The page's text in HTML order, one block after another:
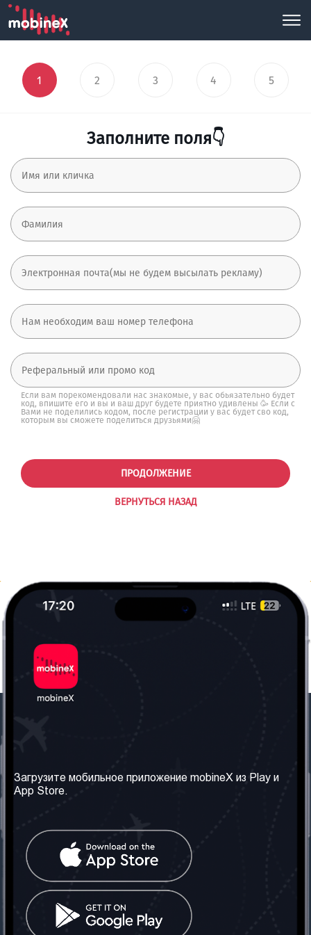
1 2 3 4 5
Заполните поля👇
Если вам порекомендовали нас знакомые, у вас обьязательно будет
код, впишите его и вы и ваш друг будете приятно удивлены 🥳 Если с
Вами не поделились кодом, после регистрации у вас будет сво код,
которым вы сможете поделиться друзьями🤗
ВЕРНУТЬСЯ НАЗАД
ПРОДОЛЖЕНИЕ
Наши сервисы
Правила и Условия
Часто задаваемые
вопросы
Контакт
Грузия: Тбилиси
Телефон: +442030340050
Социальные сети
Загрузите мобильное приложение mobineX из Play и
App Store.